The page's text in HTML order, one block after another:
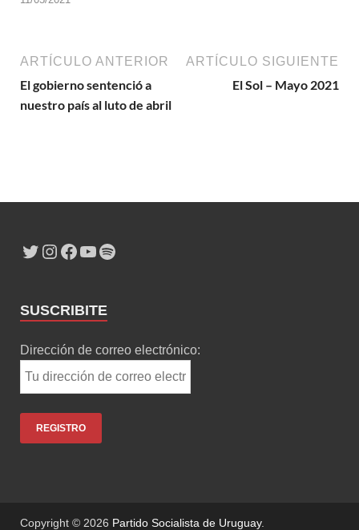
ARTÍCULO ANTERIOR
El gobierno sentenció a
nuestro país al luto de abril
ARTÍCULO SIGUIENTE
El Sol – Mayo 2021
SUSCRIBITE
Dirección de correo electrónico:
Copyright © 2026 Partido Socialista de Uruguay.